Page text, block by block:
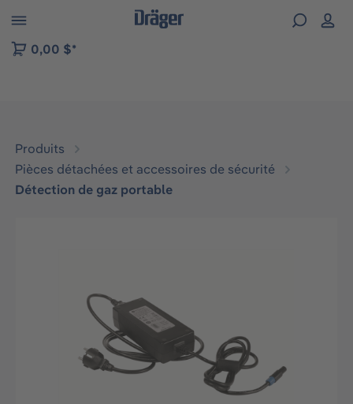
to B2B platform navigation
0,00 $*
Produits
Pièces détachées et accessoires de sécurité
Détection de gaz portable